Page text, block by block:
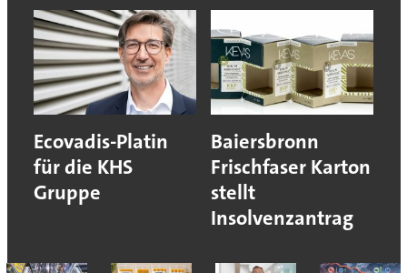
Ecovadis-Platin
für die KHS
Gruppe
Baiersbronn
Frischfaser Karton
stellt
Insolvenzantrag